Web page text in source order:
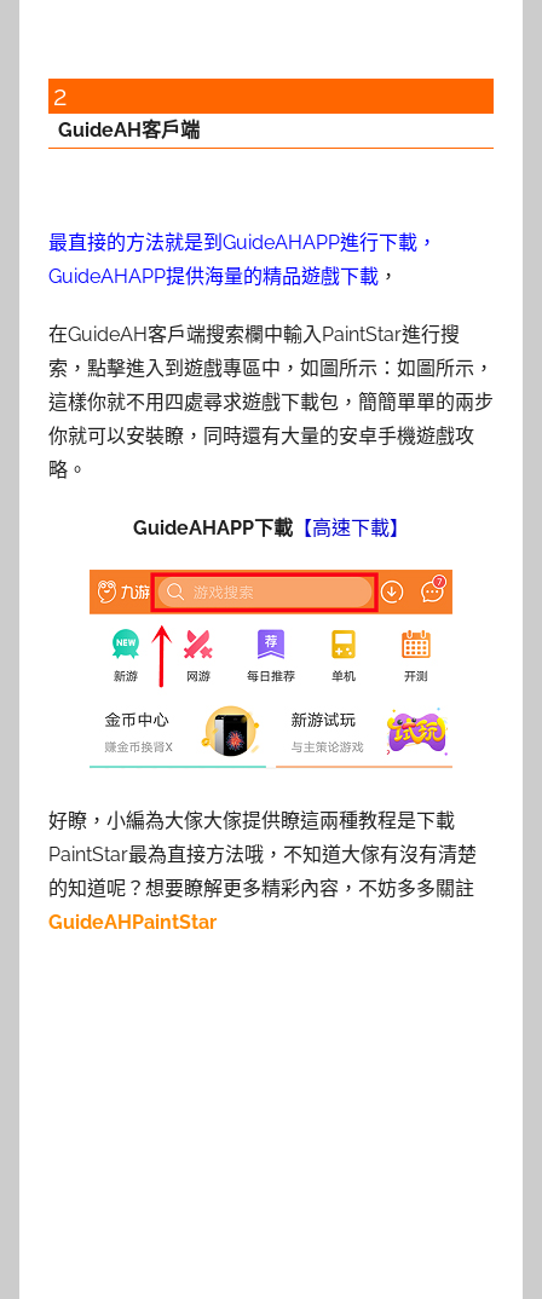
2
GuideAH客戶端
最直接的方法就是到GuideAHAPP進行下載，
GuideAHAPP提供海量的精品遊戲下載 ，
在GuideAH客戶端搜索欄中輸入PaintStar進行搜
索，點擊進入到遊戲專區中，如圖所示：如圖所示，
這樣你就不用四處尋求遊戲下載包，簡簡單單的兩步
你就可以安裝瞭，同時​還有大量的安卓手機遊戲攻
略。
GuideAHAPP下載 【高速下載】
好瞭，小編為大傢大傢提供瞭這兩種教程是下載
PaintStar最為直接方法哦，不知道大傢有沒有清楚
的知道呢？想要瞭解更多精彩內容，不妨多多關註
GuideAHPaintStar